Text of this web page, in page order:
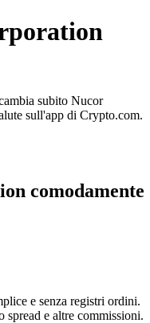
subito Nucor
sull'app di Crypto.com.
comodamente
e senza registri ordini.
spread e altre commissioni.